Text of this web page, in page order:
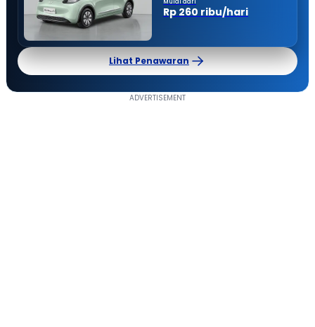
Mulai dari
Rp 260 ribu/hari
Lihat Penawaran